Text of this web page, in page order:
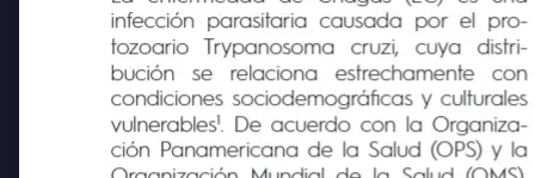
La enfermedad de Chagas (EC) es
una
infección parasitaria causada por el pro-
tozoario
Trypanosoma cruzi, cuya
distri-
bución
se relaciona estrechamente
con
condiciones sociodemográficas y culturales
vulnerables
1
. De acuerdo con la Organiza-
ción Panamericana de la Salud (OPS) y la